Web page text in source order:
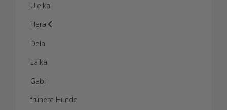
Uleika
Hera
Dela
Laika
Gabi
frühere Hunde